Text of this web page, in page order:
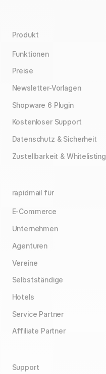
Produkt
Funktionen
Preise
Newsletter-Vorlagen
Shopware 6 Plugin
Kostenloser Support
Datenschutz & Sicherheit
Zustellbarkeit & Whitelisting
rapidmail für
E-Commerce
Unternehmen
Agenturen
Vereine
Selbstständige
Hotels
Service Partner
Affiliate Partner
Support